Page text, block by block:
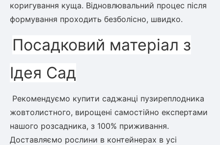
коригування куща. Відновлювальний процес після
формування проходить безболісно, швидко.
Посадковий матеріал з
Ідея Сад
Рекомендуємо купити саджанці пузиреплодника
жовтолистного, вирощені самостійно експертами
нашого розсадника, з 100% приживання.
Доставляємо рослини в контейнерах в усі